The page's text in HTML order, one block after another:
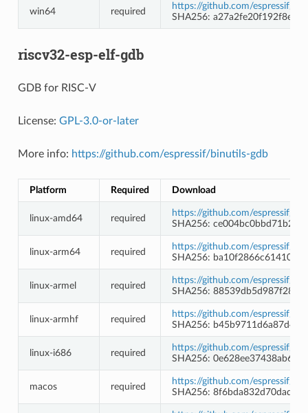
win64 required
https://github.com/espressif/
SHA256:
riscv32-esp-elf-gdb
GDB for RISC-V
License: GPL-3.0-or-later
More info: https://github.com/espressif/binutils-gdb
Platform Required Download
linux-amd64 required
https://github.com/espressif/
SHA256:
linux-arm64 required
https://github.com/espressif/
SHA256:
linux-armel required
https://github.com/espressif/
SHA256:
linux-armhf required
https://github.com/espressif/
SHA256:
linux-i686 required
https://github.com/espressif/
SHA256:
macos required
https://github.com/espressif/
SHA256: